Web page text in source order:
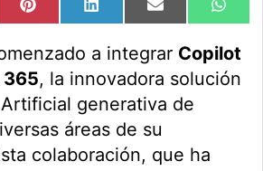
Compartir
en
PinterestCompartir
en
LinkedInCompartir
en
Email
en
a integrar Copilot
365, la innovadora solución
generativa de
áreas de su
colaboración, que ha